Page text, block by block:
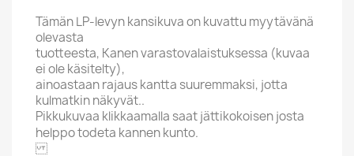
Tämän LP-levyn kansikuva on kuvattu myytävänä
olevasta
tuotteesta, Kanen varastovalaistuksessa (kuvaa
ei ole käsitelty),
ainoastaan rajaus kantta suuremmaksi, jotta
kulmatkin näkyvät..
Pikkukuvaa klikkaamalla saat jättikokoisen josta
helppo todeta kannen kunto.